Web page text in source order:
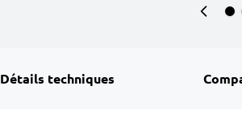
Détails techniques